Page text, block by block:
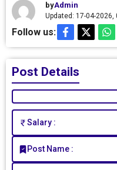
byAdmin
Updated: 17-04-2026,
Follow us:
Post Details
Salary :
Post Name :